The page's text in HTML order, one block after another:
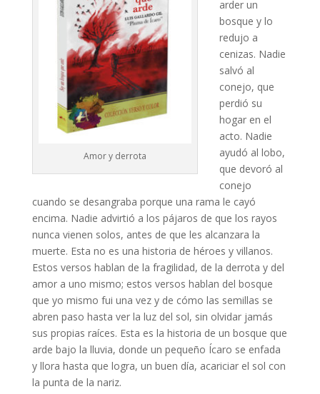
Amor y derrota
arder un
bosque y lo
redujo a
cenizas. Nadie
salvó al
conejo, que
perdió su
hogar en el
acto. Nadie
ayudó al lobo,
que devoró al
conejo
cuando se desangraba porque una rama le cayó
encima. Nadie advirtió a los pájaros de que los rayos
nunca vienen solos, antes de que les alcanzara la
muerte. Esta no es una historia de héroes y villanos.
Estos versos hablan de la fragilidad, de la derrota y del
amor a uno mismo; estos versos hablan del bosque
que yo mismo fui una vez y de cómo las semillas se
abren paso hasta ver la luz del sol, sin olvidar jamás
sus propias raíces. Esta es la historia de un bosque que
arde bajo la lluvia, donde un pequeño Ícaro se enfada
y llora hasta que logra, un buen día, acariciar el sol con
la punta de la nariz.